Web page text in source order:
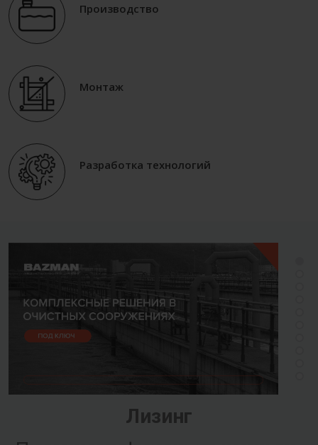
Производство
Монтаж
Разработка технологий
Лизинг